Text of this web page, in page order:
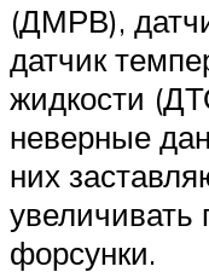
(ДМРВ),
датчик
жидкости
неверные
них
увеличивать
форсунки.